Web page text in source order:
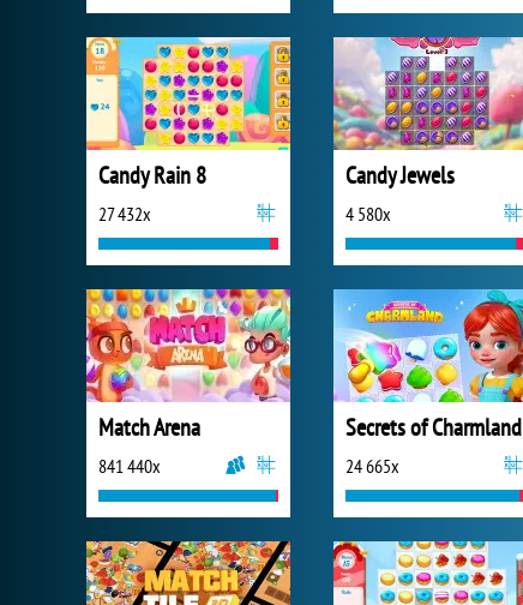
Candy Rain 8
27 432x
Candy Jewels
4 580x
Match Arena
841 440x
Secrets of Charmland
24 665x